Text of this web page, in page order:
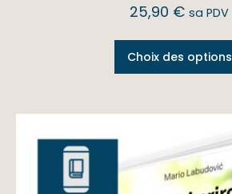
25,90 € sa PDV
Choix des options